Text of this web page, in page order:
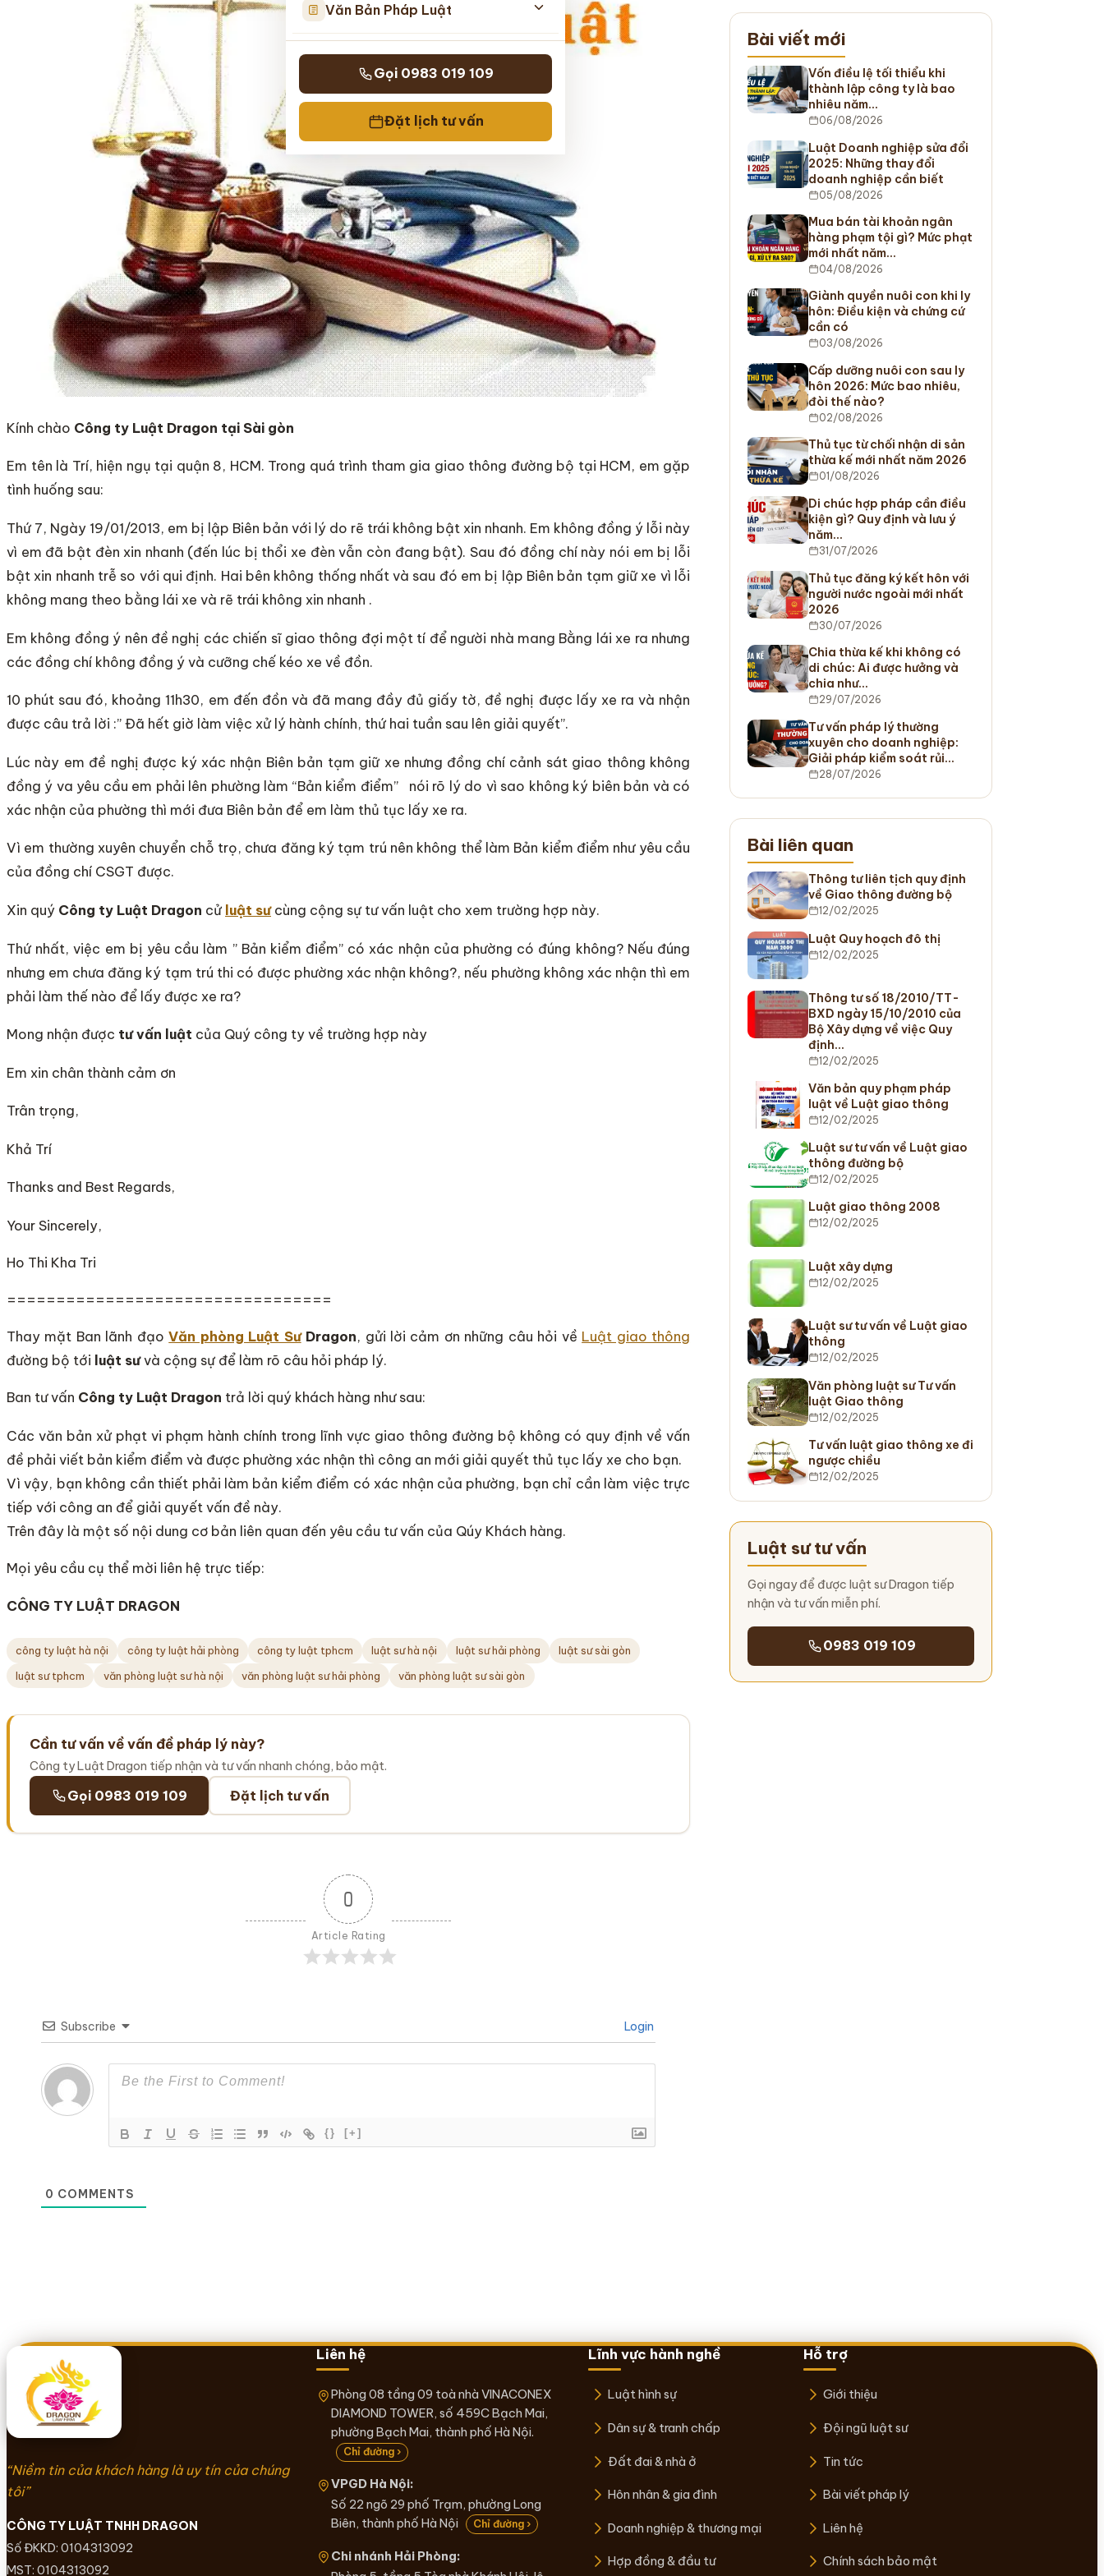
Văn Bản Pháp Luật
Gọi 0983 019 109
Đặt lịch tư vấn
Kính chào Công ty Luật Dragon tại Sài gòn
Em tên là Trí, hiện ngụ tại quận 8, HCM. Trong quá trình tham gia giao thông đường bộ tại HCM, em gặp
tình huống sau:
Thứ 7, Ngày 19/01/2013, em bị lập Biên bản với lý do rẽ trái không bật xin nhanh. Em không đồng ý lỗi này
vì em đã bật đèn xin nhanh (đến lúc bị thổi xe đèn vẫn còn đang bật). Sau đó đồng chí này nói em bị lỗi
bật xin nhanh trễ so với qui định. Hai bên không thống nhất và sau đó em bị lập Biên bản tạm giữ xe vì lỗi
không mang theo bằng lái xe và rẽ trái không xin nhanh .
Em không đồng ý nên đề nghị các chiến sĩ giao thông đợi một tí để người nhà mang Bằng lái xe ra nhưng
các đồng chí không đồng ý và cưỡng chế kéo xe về đồn.
10 phút sau đó, khoảng 11h30, em đến đồn và đã mang đầy đủ giấy tờ, đề nghị được lấy xe ra và nhận
được câu trả lời :” Đã hết giờ làm việc xử lý hành chính, thứ hai tuần sau lên giải quyết”.
Lúc này em đề nghị được ký xác nhận Biên bản tạm giữ xe nhưng đồng chí cảnh sát giao thông không
đồng ý va yêu cầu em phải lên phường làm “Bản kiểm điểm” nói rõ lý do vì sao không ký biên bản và có
xác nhận của phường thì mới đưa Biên bản để em làm thủ tục lấy xe ra.
Vì em thường xuyên chuyển chỗ trọ, chưa đăng ký tạm trú nên không thể làm Bản kiểm điểm như yêu cầu
của đồng chí CSGT được.
Xin quý Công ty Luật Dragon cử luật sưcùng cộng sự tư vấn luật cho xem trường hợp này.
Thứ nhất, việc em bị yêu cầu làm ” Bản kiểm điểm” có xác nhận của phường có đúng không? Nếu đúng
nhưng em chưa đăng ký tạm trú thi có được phường xác nhận không?, nếu phường không xác nhận thì em
phải làm thế nào để lấy được xe ra?
Mong nhận được tư vấn luật của Quý công ty về trường hợp này
Em xin chân thành cảm ơn
Trân trọng,
Khả Trí
Thanks and Best Regards,
Your Sincerely,
Ho Thi Kha Tri
=================================
Thay mặt Ban lãnh đạoVăn phòng Luật SưDragon, gửi lời cảm ơn những câu hỏi về Luật giao thông
đường bộ tới luật sưvà cộng sự để làm rõ câu hỏi pháp lý.
Ban tư vấn Công ty Luật Dragon trả lời quý khách hàng như sau:
Các văn bản xử phạt vi phạm hành chính trong lĩnh vực giao thông đường bộ không có quy định về vấn
đề phải viết bản kiểm điểm và được phường xác nhận thì công an mới giải quyết thủ tục lấy xe cho bạn.
Vì vậy, bạn không cần thiết phải làm bản kiểm điểm có xác nhận của phường, bạn chỉ cần làm việc trực
tiếp với công an để giải quyết vấn đề này.
Trên đây là một số nội dung cơ bản liên quan đến yêu cầu tư vấn của Qúy Khách hàng.
Mọi yêu cầu cụ thể mời liên hệ trực tiếp:
CÔNG TY LUẬT DRAGON
công ty luật hà nội công ty luật hải phòng công ty luật tphcm luật sư hà nội luật sư hải phòng
luật sư sài gòn
luật sư tphcm
văn phòng luật sư hà nội văn phòng luật sư hải phòng văn phòng luật sư sài gòn
Cần tư vấn về vấn đề pháp lý này?
Công ty Luật Dragon tiếp nhận và tư vấn nhanh chóng, bảo mật.
Gọi 0983 019 109 Đặt lịch tư vấn
0
Article Rating
Subscribe Login
{} [+]
0 COMMENTS
Bài viết mới
Vốn điều lệ tối thiểu khi
thành lập công ty là bao
nhiêu năm…
06/08/2026
Luật Doanh nghiệp sửa đổi
2025: Những thay đổi
doanh nghiệp cần biết
05/08/2026
Mua bán tài khoản ngân
hàng phạm tội gì? Mức phạt
mới nhất năm…
04/08/2026
Giành quyền nuôi con khi ly
hôn: Điều kiện và chứng cứ
cần có
03/08/2026
Cấp dưỡng nuôi con sau ly
hôn 2026: Mức bao nhiêu,
đòi thế nào?
02/08/2026
Thủ tục từ chối nhận di sản
thừa kế mới nhất năm 2026
01/08/2026
Di chúc hợp pháp cần điều
kiện gì? Quy định và lưu ý
năm…
31/07/2026
Thủ tục đăng ký kết hôn với
người nước ngoài mới nhất
2026
30/07/2026
Chia thừa kế khi không có
di chúc: Ai được hưởng và
chia như…
29/07/2026
Tư vấn pháp lý thường
xuyên cho doanh nghiệp:
Giải pháp kiểm soát rủi…
28/07/2026
Bài liên quan
Thông tư liên tịch quy định
về Giao thông đường bộ
12/02/2025
Luật Quy hoạch đô thị
12/02/2025
Thông tư số 18/2010/TT-
BXD ngày 15/10/2010 của
Bộ Xây dựng về việc Quy
định…
12/02/2025
Văn bản quy phạm pháp
luật về Luật giao thông
12/02/2025
Luật sư tư vấn về Luật giao
thông đường bộ
12/02/2025
Luật giao thông 2008
12/02/2025
Luật xây dựng
12/02/2025
Luật sư tư vấn về Luật giao
thông
12/02/2025
Văn phòng luật sư Tư vấn
luật Giao thông
12/02/2025
Tư vấn luật giao thông xe đi
ngược chiều
12/02/2025
Luật sư tư vấn
Gọi ngay để được luật sư Dragon tiếp
nhận và tư vấn miễn phí.
0983 019 109
“Niềm tin của khách hàng là uy tín của chúng
tôi”
CÔNG TY LUẬT TNHH DRAGON
Số ĐKKD: 0104313092
MST: 0104313092
Liên hệ
Phòng 08 tầng 09 toà nhà VINACONEX
DIAMOND TOWER, số 459C Bạch Mai,
phường Bạch Mai, thành phố Hà Nội.
Chỉ đường ›
VPGD Hà Nội:
Số 22 ngõ 29 phố Trạm, phường Long
Biên, thành phố Hà Nội
Chỉ đường ›
Chi nhánh Hải Phòng:
Lĩnh vực hành nghề
Luật hình sự
Dân sự & tranh chấp
Đất đai & nhà ở
Hôn nhân & gia đình
Doanh nghiệp & thương mại
Hợp đồng & đầu tư
Hỗ trợ
Giới thiệu
Đội ngũ luật sư
Tin tức
Bài viết pháp lý
Liên hệ
Chính sách bảo mật